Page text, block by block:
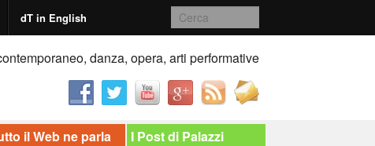
dT in English
danza, opera, arti performative
il Web ne parla I Post di Palazzi